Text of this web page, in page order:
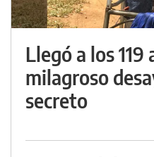
Llegó a los 119
milagroso
secreto